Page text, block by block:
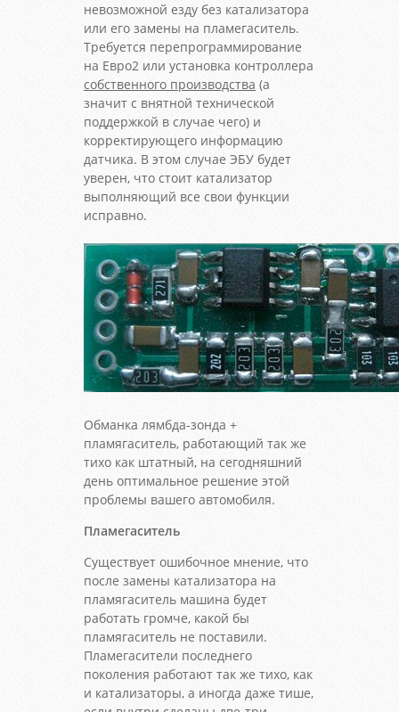
невозможной езду без катализатора
или его замены на пламегаситель.
Требуется перепрограммирование
на Евро2 или установка контроллера
собственного производства (а
значит с внятной технической
поддержкой в случае чего) и
корректирующего информацию
датчика. В этом случае ЭБУ будет
уверен, что стоит катализатор
выполняющий все свои функции
исправно.
Обманка лямбда-зонда +
пламягаситель, работающий так же
тихо как штатный, на сегодняшний
день оптимальное решение этой
проблемы вашего автомобиля.
Пламегаситель
Существует ошибочное мнение, что
после замены катализатора на
пламягаситель машина будет
работать громче, какой бы
пламягаситель не поставили.
Пламегасители последнего
поколения работают так же тихо, как
и катализаторы, а иногда даже тише,